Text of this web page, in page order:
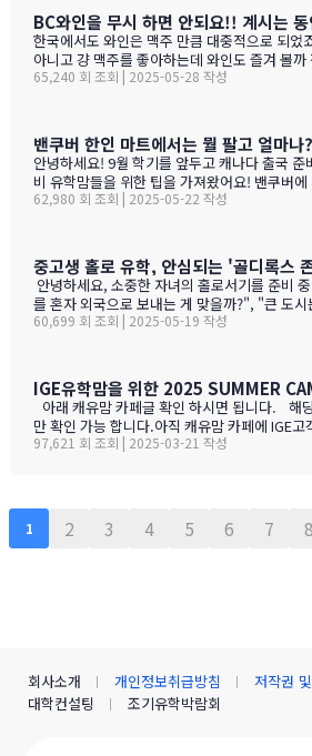
ent TuitionCanadian
Non-Resident Canadian
nts$99,500
한국에서도 와인은 맥주 만큼 대중적으로 되었
아니고 걍 맥주를 좋아하는데 와인도 즐겨 볼
와인을 이것 저것 10년넘게 먹다 보니 캐나다,
나가 술을 마트,편의점에서 팔지 않고 따로 리쿼
어 스토어만 가야 살수 있다는 것이죠.하여간 이
을 한번 알아볼게요. GPT가 정리 해본 글이에요
어떤 와인이 있나? 아래 사진으로 함 보세요.ㅎㅎ 그리고 밴쿠버
파는 한국 소주 종류와 가격도 함 보세요. 당연
0-15 % 길고, 일교차가 커 산도가 살아 있음.
향이 …
65,240 회 조회 | 2025-05-28 작성
안녕하세요! 9월 학기를 앞두고 캐나다 출국 준
비 유학맘들을 위한 팁을 가져왔어요! 밴쿠버
미 익숙한 정보일 수도 있지만, 처음 가시는 분
하지만, 밴쿠버 지역에서는 한남마트도 있죠. (
ㅋ)사진들을 보시면서 가격대와 어떤 물건들이
보세요!특히 주목할 점은 전기밥솥인데요, 한
전압이 달라서 사용할 수 없어서 어쩔 수 없이
야 하는 것중 하나 일수 있죠? 하기는 요새는 워낙 밥들을 먹지 않다
62,980 회 조회 | 2025-05-22 작성
를 혼자 외국으로 보내는 게 맞을까?", "큰 도
시는 교육환경이 부족할까?" 이런 고민으로 밤
록스 존이란 '너무 크지도 작지도 않은, 딱 적당
이 혼자 유학가기에 캠룹스가 딱 맞는 이유, 함께
이 혼자서도 쉽
60,699 회 조회 | 2025-05-19 작성
아래 캐유맘 카페글 확인 하시면 됩니다. 해
만 확인 가능 합니다.아직 캐유맘 카페에 IGE
분들은 등업 신청 해주시기 바랍니다. 해당글
97,621 회 조회 | 2025-03-21 작성
1 2 3 4 5 6 7 8
회사소개 개인정보취급방침
저작권
대학컨설팅
조기유학박람회